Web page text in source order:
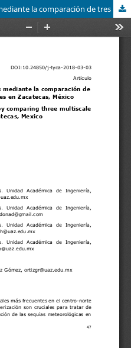
Caracterización de las sequías mediante la comparación de tres índices multiescalares en Zacatecas, México